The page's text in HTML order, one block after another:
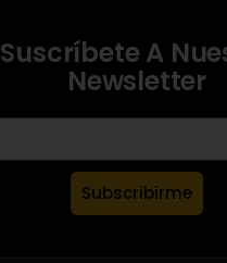
Suscríbete A
Newsletter
Subscribirme